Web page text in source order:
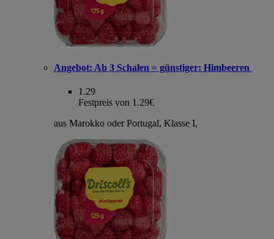
Angebot: Ab 3 Schalen = günstiger: Himbeeren
1.29
Festpreis von 1.29€
aus Marokko oder Portugal, Klasse I,